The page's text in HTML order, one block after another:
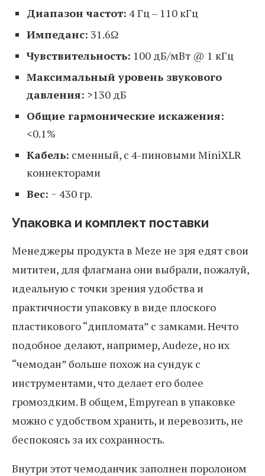
Диапазон частот: 4 Гц – 110 кГц
Импеданс: 31.6Ω
Чувствительность: 100 дБ/мВт @ 1 кГц
Максимальный уровень звукового
давления: >130 дБ
Общие гармонические искажения:
<0.1%
Кабель: сменный, с 4-пиновыми MiniXLR
коннекторами
Вес: ~ 430 гр.
Упаковка и комплект поставки
Менеджеры продукта в Meze не зря едят свои
мититеи, для флагмана они выбрали, пожалуй,
идеальную с точки зрения удобства и
практичности упаковку в виде плоского
пластикового “дипломата” с замками. Нечто
подобное делают, например, Audeze, но их
“чемодан” больше похож на сундук с
инструментами, что делает его более
громоздким. В общем, Empyrean в упаковке
можно с удобством хранить, и перевозить, не
беспокоясь за их сохранность.
Внутри этот чемоданчик заполнен поролоном